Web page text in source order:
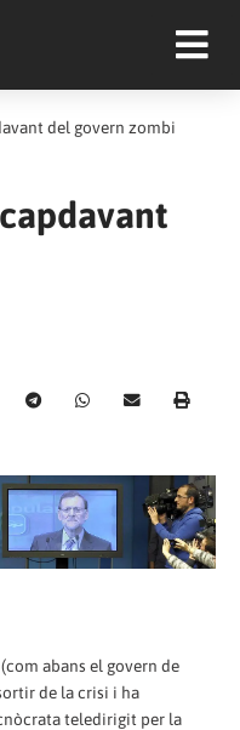
del govern zombi
abans el govern de
de la crisi i ha
teledirigit per la